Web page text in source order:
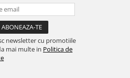
newsletter cu promotiile
mai multe in Politica de